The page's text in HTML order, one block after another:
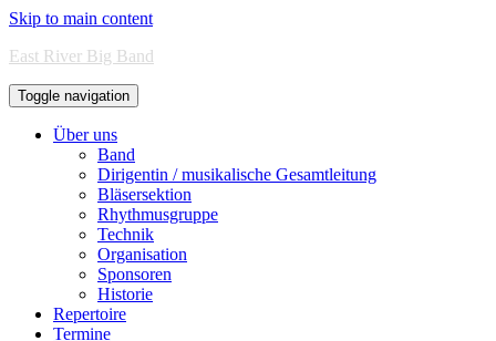
Skip to main content
East River Big Band
Toggle navigation
Über uns
Band
Dirigentin / musikalische Gesamtleitung
Bläsersektion
Rhythmusgruppe
Technik
Organisation
Sponsoren
Historie
Repertoire
Termine